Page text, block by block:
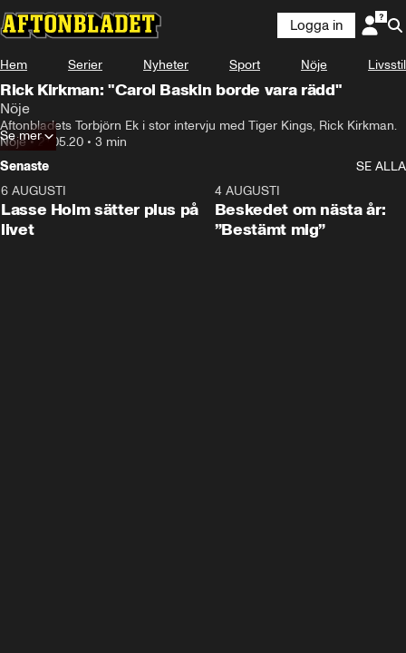
Logga in
Hem Serier Nyheter Sport Nöje Livsstil
Rick Kirkman: "Carol Baskin borde vara rädd"
Nöje
Aftonbladets Torbjörn Ek i stor intervju med Tiger Kings, Rick Kirkman.
Nöje•21.05.20 • 3 min
Se mer
Senaste
SE ALLA
6 AUGUSTI
Lasse Holm sätter plus på
livet
4 AUGUSTI
Beskedet om nästa år:
”Bestämt mig”